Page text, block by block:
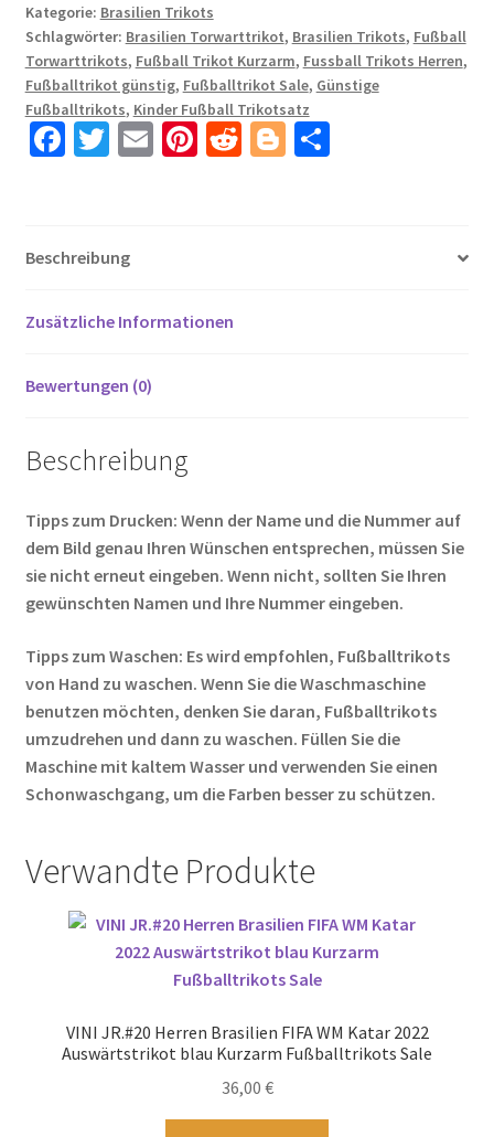
grün
Trikotsatz
Kurzarm
+
Kurze
Hosen
Kategorie: Brasilien Trikots
Schlagwörter: Brasilien Torwarttrikot, Brasilien Trikots, Fußball
Torwarttrikots, Fußball Trikot Kurzarm, Fussball Trikots Herren,
Fußballtrikot günstig, Fußballtrikot Sale, Günstige
Fußballtrikots, Kinder Fußball Trikotsatz
Fa
o
k
T
er
E Pi R Bl T
Beschreibung
Zusätzliche Informationen
Bewertungen (0)
Beschreibung
Tipps zum Drucken: Wenn der Name und die Nummer auf
dem Bild genau Ihren Wünschen entsprechen, müssen Sie
sie nicht erneut eingeben. Wenn nicht, sollten Sie Ihren
gewünschten Namen und Ihre Nummer eingeben.
Tipps zum Waschen: Es wird empfohlen, Fußballtrikots
von Hand zu waschen. Wenn Sie die Waschmaschine
benutzen möchten, denken Sie daran, Fußballtrikots
umzudrehen und dann zu waschen. Füllen Sie die
Maschine mit kaltem Wasser und verwenden Sie einen
Schonwaschgang, um die Farben besser zu schützen.
Verwandte Produkte
VINI JR.#20 Herren Brasilien FIFA WM Katar 2022
Auswärtstrikot blau Kurzarm Fußballtrikots Sale
36,00 €